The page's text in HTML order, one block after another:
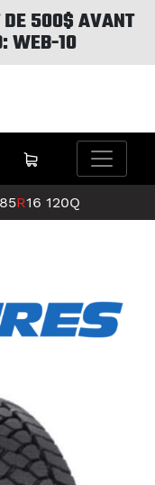
500$ AVANT
WEB-10
85R16 120Q